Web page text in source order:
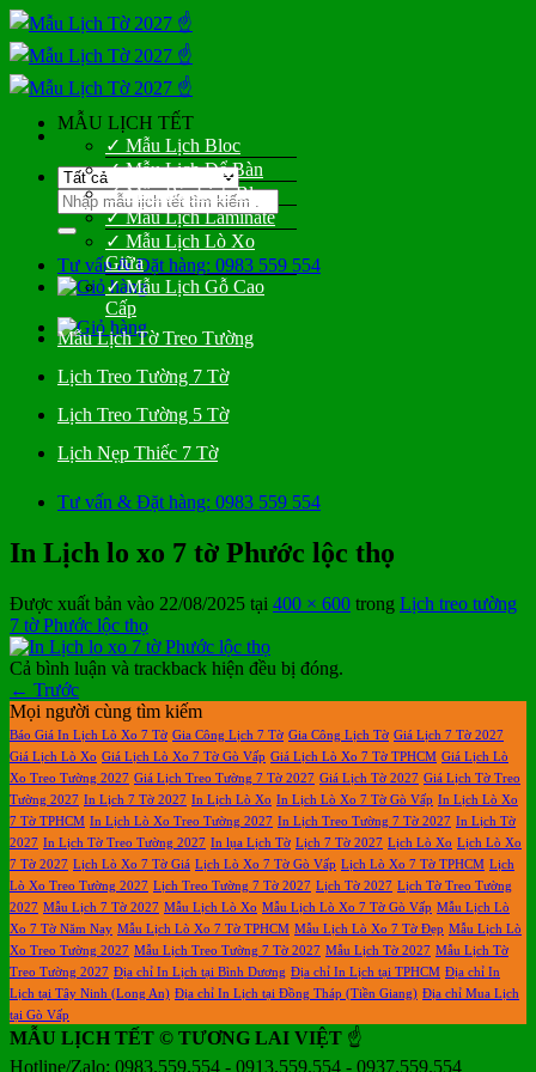
Bỏ
qua
nội
dung
Tìm
kiếm:
Tư vấn & Đặt hàng: 0983 559 554
MẪU LỊCH TẾT
✓ Mẫu Lịch Bloc
✓ Mẫu Lịch Để Bàn
✓ Mẫu Bìa Lịch Bloc
✓ Mẫu Lịch Laminate
✓ Mẫu Lịch Lò Xo
Giữa
✓ Mẫu Lịch Gỗ Cao
Cấp
Mẫu Lịch Tờ Treo Tường
Lịch Treo Tường 7 Tờ
Lịch Treo Tường 5 Tờ
Lịch Nẹp Thiếc 7 Tờ
Tư vấn & Đặt hàng: 0983 559 554
In Lịch lo xo 7 tờ Phước lộc thọ
Được xuất bản vào 22/08/2025 tại 400 × 600 trong Lịch treo tường
7 tờ Phước lộc thọ
Cả bình luận và trackback hiện đều bị đóng.
← Trước
Mọi người cùng tìm kiếm
Báo Giá In Lịch Lò Xo 7 Tờ Gia Công Lịch 7 Tờ Gia Công Lịch Tờ Giá Lịch 7 Tờ 2027
Giá Lịch Lò Xo Giá Lịch Lò Xo 7 Tờ Gò Vấp Giá Lịch Lò Xo 7 Tờ TPHCM Giá Lịch Lò
Xo Treo Tường 2027 Giá Lịch Treo Tường 7 Tờ 2027 Giá Lịch Tờ 2027 Giá Lịch Tờ Treo
Tường 2027 In Lịch 7 Tờ 2027 In Lịch Lò Xo In Lịch Lò Xo 7 Tờ Gò Vấp In Lịch Lò Xo
7 Tờ TPHCM In Lịch Lò Xo Treo Tường 2027 In Lịch Treo Tường 7 Tờ 2027 In Lịch Tờ
2027 In Lịch Tờ Treo Tường 2027 In lụa Lịch Tờ Lịch 7 Tờ 2027 Lịch Lò Xo Lịch Lò Xo
7 Tờ 2027 Lịch Lò Xo 7 Tờ Giá Lịch Lò Xo 7 Tờ Gò Vấp Lịch Lò Xo 7 Tờ TPHCM Lịch
Lò Xo Treo Tường 2027 Lịch Treo Tường 7 Tờ 2027 Lịch Tờ 2027 Lịch Tờ Treo Tường
2027 Mẫu Lịch 7 Tờ 2027 Mẫu Lịch Lò Xo Mẫu Lịch Lò Xo 7 Tờ Gò Vấp Mẫu Lịch Lò
Xo 7 Tờ Năm Nay Mẫu Lịch Lò Xo 7 Tờ TPHCM Mẫu Lịch Lò Xo 7 Tờ Đẹp Mẫu Lịch Lò
Xo Treo Tường 2027 Mẫu Lịch Treo Tường 7 Tờ 2027 Mẫu Lịch Tờ 2027 Mẫu Lịch Tờ
Treo Tường 2027 Địa chỉ In Lịch tại Bình Dương Địa chỉ In Lịch tại TPHCM Địa chỉ In
Lịch tại Tây Ninh (Long An) Địa chỉ In Lịch tại Đồng Tháp (Tiền Giang) Địa chỉ Mua Lịch
tại Gò Vấp
MẪU LỊCH TẾT © TƯƠNG LAI VIỆT ☝️
Hotline/Zalo: 0983.559.554 - 0913.559.554 - 0937.559.554